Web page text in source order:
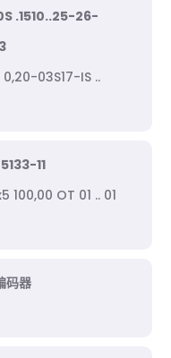
.1510..25-26-
0,20-03S17-IS ..
11
100,00 OT 01 .. 01
码器